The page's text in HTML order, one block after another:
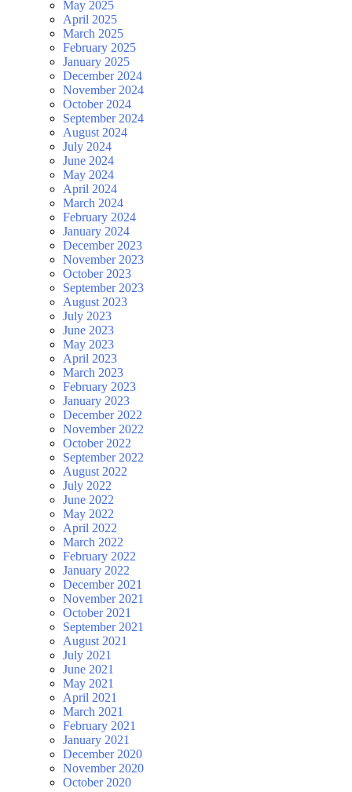
May 2025
April 2025
March 2025
February 2025
January 2025
December 2024
November 2024
October 2024
September 2024
August 2024
July 2024
June 2024
May 2024
April 2024
March 2024
February 2024
January 2024
December 2023
November 2023
October 2023
September 2023
August 2023
July 2023
June 2023
May 2023
April 2023
March 2023
February 2023
January 2023
December 2022
November 2022
October 2022
September 2022
August 2022
July 2022
June 2022
May 2022
April 2022
March 2022
February 2022
January 2022
December 2021
November 2021
October 2021
September 2021
August 2021
July 2021
June 2021
May 2021
April 2021
March 2021
February 2021
January 2021
December 2020
November 2020
October 2020